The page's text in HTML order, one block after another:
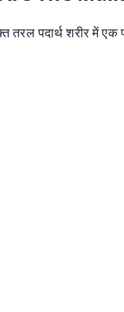
पदार्थ शरीर में एक